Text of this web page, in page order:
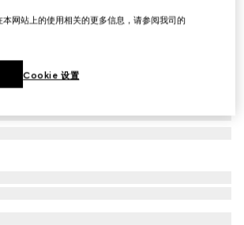
网站上的使用相关的更多信息，请参阅我司的
Cookie 设置